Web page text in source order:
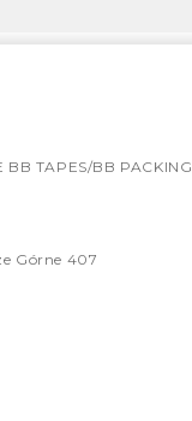
BB TAPES/BB PACKING
Górne 407